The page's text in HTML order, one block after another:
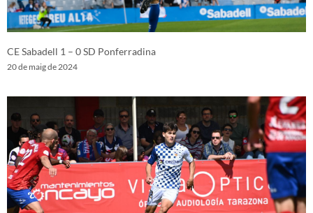
CE Sabadell 1 – 0 SD Ponferradina
20 de maig de 2024